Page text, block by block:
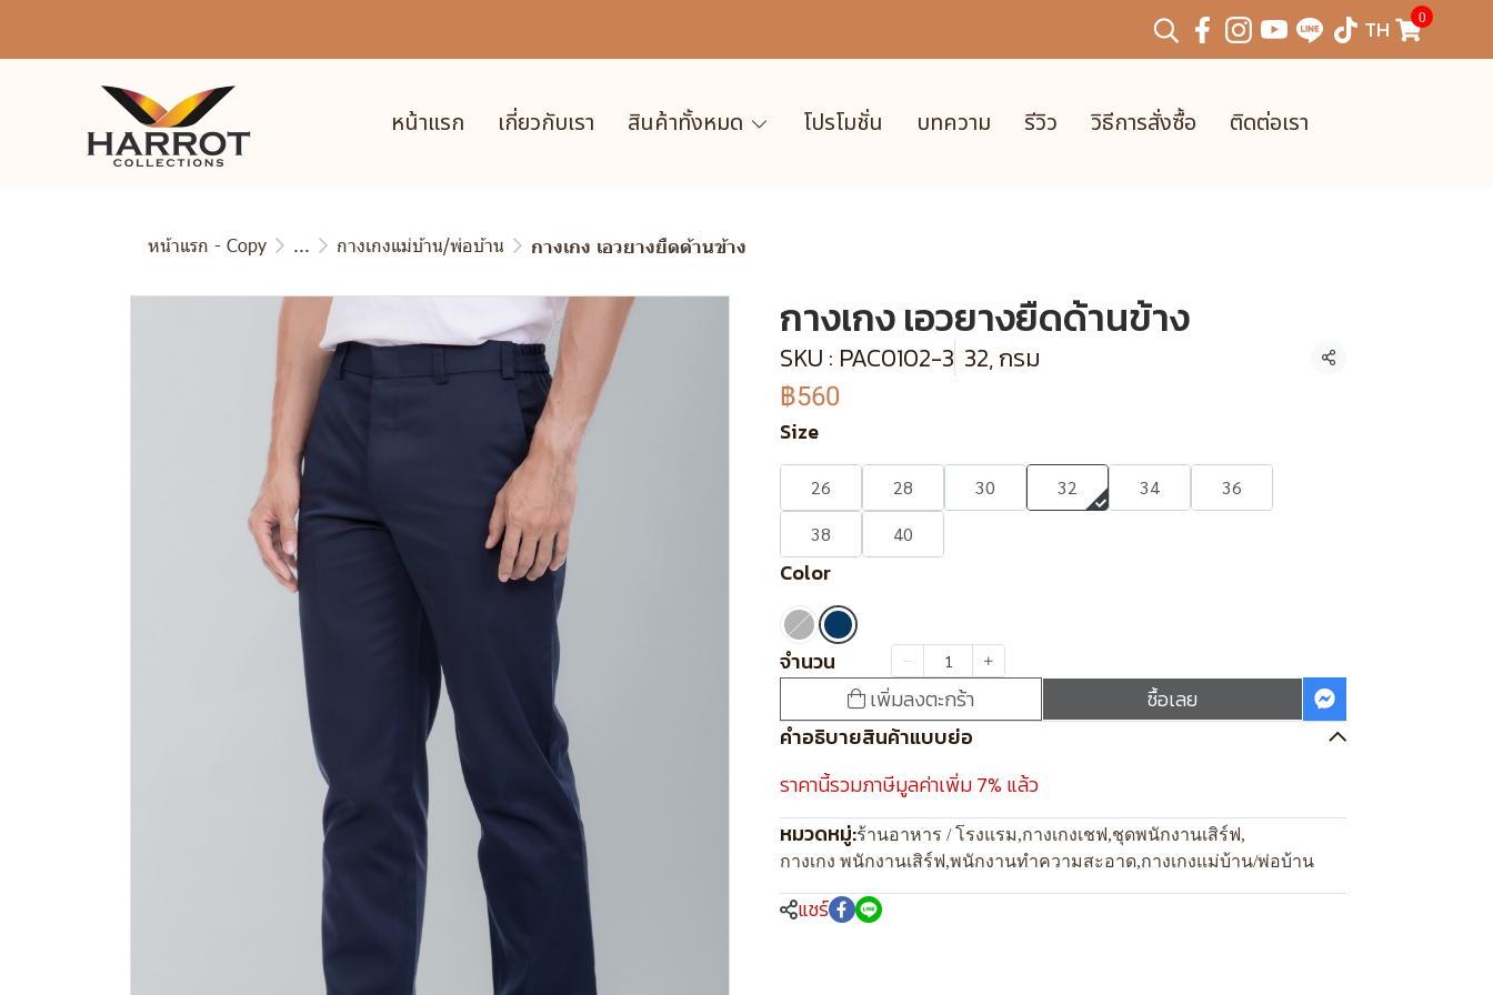
TH 0
หน้าแรก เกี่ยวกับเรา สินค้าทั้งหมด โปรโมชั่น บทความ รีวิว วิธีการสั่งซื้อ ติดต่อเรา
หน้าแรก - Copy ... กางเกงแม่บ้าน/พ่อบ้าน กางเกง เอวยางยืดด้านข้าง
กางเกง เอวยางยืดด้านข้าง
SKU : PAC0102-3 32, กรม แชร์
฿560
Size
26 28 30 32 34
36
38
40
Color
จำนวน
เพิ่มลงตะกร้า
ซื้อเลย
คำอธิบายสินค้าแบบย่อ
ราคานี้รวมภาษีมูลค่าเพิ่ม 7% แล้ว
หมวดหมู่:ร้านอาหาร / โรงแรม,กางเกงเชฟ,ชุดพนักงานเสิร์ฟ,
กางเกง พนักงานเสิร์ฟ,พนักงานทำความสะอาด,กางเกงแม่บ้าน/พ่อบ้าน
แชร์